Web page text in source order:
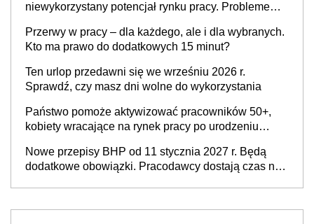
niewykorzystany potencjał rynku pracy. Problemem
refundacji, ale bariery po stronie systemu i
świadomości pracodawców [WYWIAD]
Przerwy w pracy – dla każdego, ale i dla wybranych.
Kto ma prawo do dodatkowych 15 minut?
Ten urlop przedawni się we wrześniu 2026 r.
Sprawdź, czy masz dni wolne do wykorzystania
Państwo pomoże aktywizować pracowników 50+,
kobiety wracające na rynek pracy po urodzeniu
neuroatypowe. Powstanie Fundusz na rzecz
Inkluzywności w Zatrudnianiu?
Nowe przepisy BHP od 11 stycznia 2027 r. Będą
dodatkowe obowiązki. Pracodawcy dostają czas na